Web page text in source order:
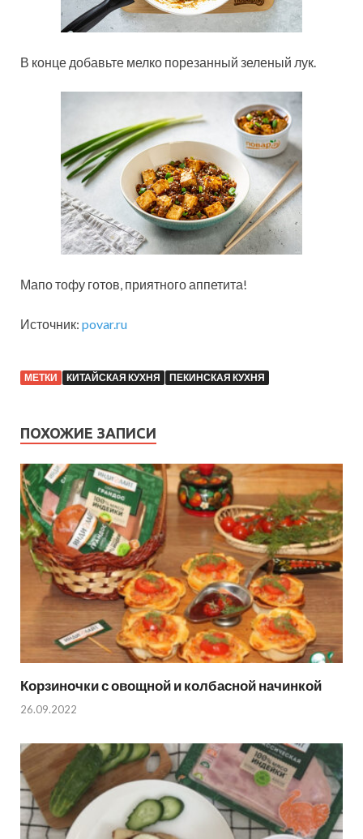
В конце добавьте мелко порезанный зеленый лук.
Мапо тофу готов, приятного аппетита!
Источник: povar.ru
МЕТКИ КИТАЙСКАЯ КУХНЯ ПЕКИНСКАЯ КУХНЯ
ПОХОЖИЕ ЗАПИСИ
Корзиночки с овощной и колбасной начинкой
26.09.2022